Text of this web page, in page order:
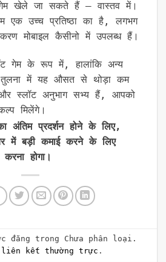
खेले जा सकते हैं – वास्तव में।
एक उच्च प्रतिष्ठा का है, लगभग
मोबाइल कैसीनो में उपलब्ध हैं।
गेम के रूप में, हालांकि अन्य
तुलना में यह औसत से थोड़ा कम
और स्लॉट अनुभाग सभ्य हैं, आपको
मिलेंगे।
अंतिम प्रदर्शन होने के लिए,
में बड़ी कमाई करने के लिए
करना होगा।
đăng trong Chưa phân loại.
liên kết thường trực .